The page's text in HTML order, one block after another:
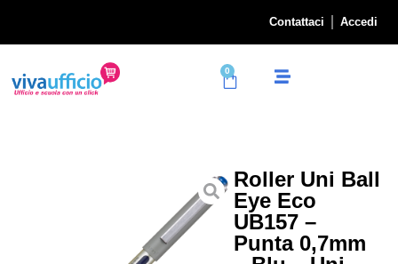
Contattaci Accedi
0
Roller Uni Ball
Eye Eco
UB157 –
Punta 0,7mm